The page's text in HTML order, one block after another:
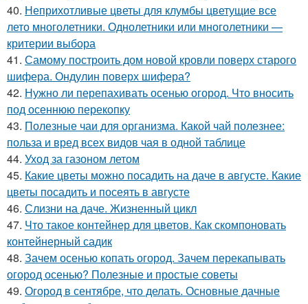
40. Неприхотливые цветы для клумбы цветущие все
лето многолетники. Однолетники или многолетники —
критерии выбора
41. Самому построить дом новой кровли поверх старого
шифера. Ондулин поверх шифера?
42. Нужно ли перепахивать осенью огород. Что вносить
под осеннюю перекопку
43. Полезные чаи для организма. Какой чай полезнее:
польза и вред всех видов чая в одной таблице
44. Уход за газоном летом
45. Какие цветы можно посадить на даче в августе. Какие
цветы посадить и посеять в августе
46. Слизни на даче. Жизненный цикл
47. Что такое контейнер для цветов. Как скомпоновать
контейнерный садик
48. Зачем осенью копать огород. Зачем перекапывать
огород осенью? Полезные и простые советы
49. Огород в сентябре, что делать. Основные дачные